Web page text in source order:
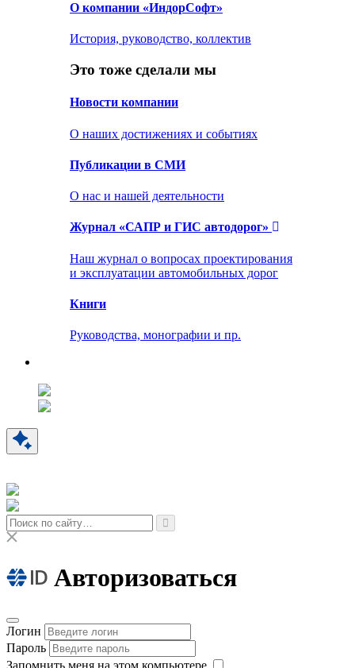
О компании «ИндорСофт»
История, руководство, коллектив
Это тоже сделали мы
Новости компании
О наших достижениях и событиях
Публикации в СМИ
О нас и нашей деятельности
Журнал «САПР и ГИС автодорог»
Наш журнал о вопросах проектирования
и эксплуатации автомобильных дорог
Книги
Руководства, монографии и пр.
Авторизоваться
Логин
Пароль